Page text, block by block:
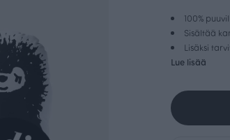
100%
Sisältää
Lisäksi
Lue lisää